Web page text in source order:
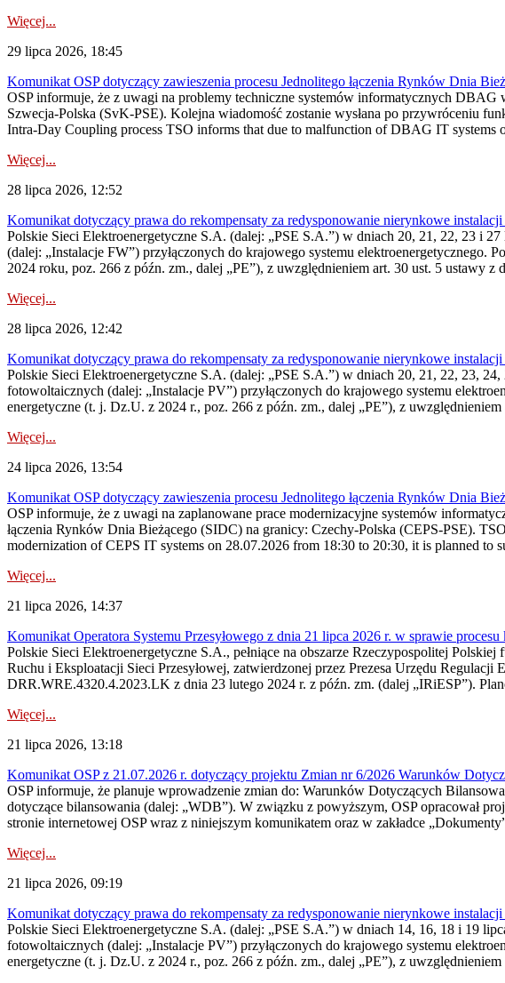
Więcej...
29 lipca 2026, 18:45
Komunikat OSP dotyczący zawieszenia procesu Jednolitego łączenia Rynków Dnia
OSP informuje, że z uwagi na problemy techniczne systemów informatycznych
Szwecja-Polska (SvK-PSE). Kolejna wiadomość zostanie wysłana po przywróceniu
Intra-Day Coupling process TSO informs that due to malfunction of DBAG IT systems
Więcej...
28 lipca 2026, 12:52
Komunikat dotyczący prawa do rekompensaty za redysponowanie nierynkowe
Polskie Sieci Elektroenergetyczne S.A. (dalej: „PSE S.A.”) w dniach 20, 21, 22, 23 i
(dalej: „Instalacje FW”) przyłączonych do krajowego systemu elektroenergetycznego.
2024 roku, poz. 266 z późn. zm., dalej „PE”), z uwzględnieniem art. 30 ust. 5 ustawy z
Więcej...
28 lipca 2026, 12:42
Komunikat dotyczący prawa do rekompensaty za redysponowanie nierynkowe
Polskie Sieci Elektroenergetyczne S.A. (dalej: „PSE S.A.”) w dniach 20, 21, 22, 23,
fotowoltaicznych (dalej: „Instalacje PV”) przyłączonych do krajowego systemu
energetyczne (t. j. Dz.U. z 2024 r., poz. 266 z późn. zm., dalej „PE”), z
Więcej...
24 lipca 2026, 13:54
Komunikat OSP dotyczący zawieszenia procesu Jednolitego łączenia Rynków Dnia
OSP informuje, że z uwagi na zaplanowane prace modernizacyjne systemów
łączenia Rynków Dnia Bieżącego (SIDC) na granicy: Czechy-Polska (CEPS-PSE).
modernization of CEPS IT systems on 28.07.2026 from 18:30 to 20:30, it is planned to
Więcej...
21 lipca 2026, 14:37
Komunikat Operatora Systemu Przesyłowego z dnia 21 lipca 2026 r. w sprawie
Polskie Sieci Elektroenergetyczne S.A., pełniące na obszarze Rzeczypospolitej
Ruchu i Eksploatacji Sieci Przesyłowej, zatwierdzonej przez Prezesa Urzędu
DRR.WRE.4320.4.2023.LK z dnia 23 lutego 2024 r. z późn. zm. (dalej „IRiESP”).
Więcej...
21 lipca 2026, 13:18
Komunikat OSP z 21.07.2026 r. dotyczący projektu Zmian nr 6/2026 Warunków
OSP informuje, że planuje wprowadzenie zmian do: Warunków Dotyczących
dotyczące bilansowania (dalej: „WDB”). W związku z powyższym, OSP opracował
stronie internetowej OSP wraz z niniejszym komunikatem oraz w zakładce
Więcej...
21 lipca 2026, 09:19
Komunikat dotyczący prawa do rekompensaty za redysponowanie nierynkowe
Polskie Sieci Elektroenergetyczne S.A. (dalej: „PSE S.A.”) w dniach 14, 16, 18 i 19
fotowoltaicznych (dalej: „Instalacje PV”) przyłączonych do krajowego systemu
energetyczne (t. j. Dz.U. z 2024 r., poz. 266 z późn. zm., dalej „PE”), z